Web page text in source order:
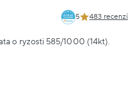
5 483 recenzí
o ryzosti 585/1000 (14kt).